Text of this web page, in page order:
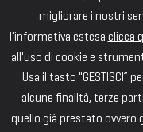
migliorare i nostri
l'informativa estesa clicca
all'uso di cookie e
Usa il tasto "GESTISCI”
alcune finalità, terze
quello già prestato ovvero